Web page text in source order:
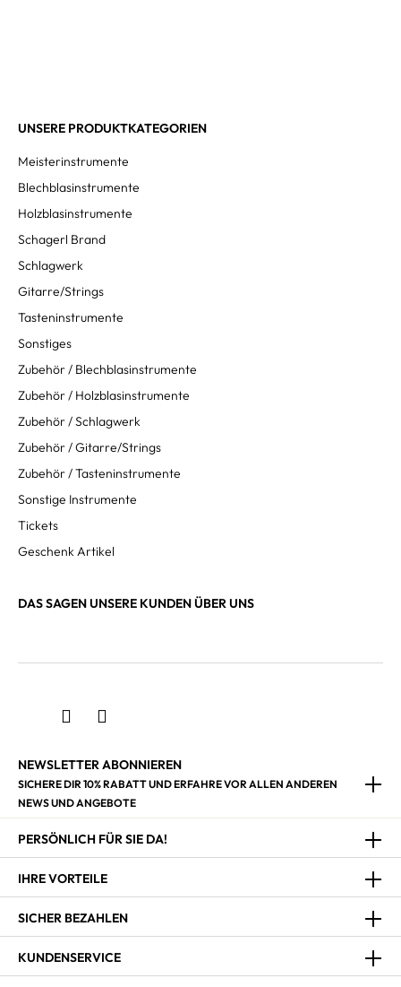
UNSERE PRODUKTKATEGORIEN
Meisterinstrumente
Blechblasinstrumente
Holzblasinstrumente
Schagerl Brand
Schlagwerk
Gitarre/Strings
Tasteninstrumente
Sonstiges
Zubehör / Blechblasinstrumente
Zubehör / Holzblasinstrumente
Zubehör / Schlagwerk
Zubehör / Gitarre/Strings
Zubehör / Tasteninstrumente
Sonstige Instrumente
Tickets
Geschenk Artikel
DAS SAGEN UNSERE KUNDEN ÜBER UNS
NEWSLETTER ABONNIEREN
SICHERE DIR 10% RABATT UND ERFAHRE VOR ALLEN ANDEREN
NEWS UND ANGEBOTE
PERSÖNLICH FÜR SIE DA!
IHRE VORTEILE
SICHER BEZAHLEN
KUNDENSERVICE